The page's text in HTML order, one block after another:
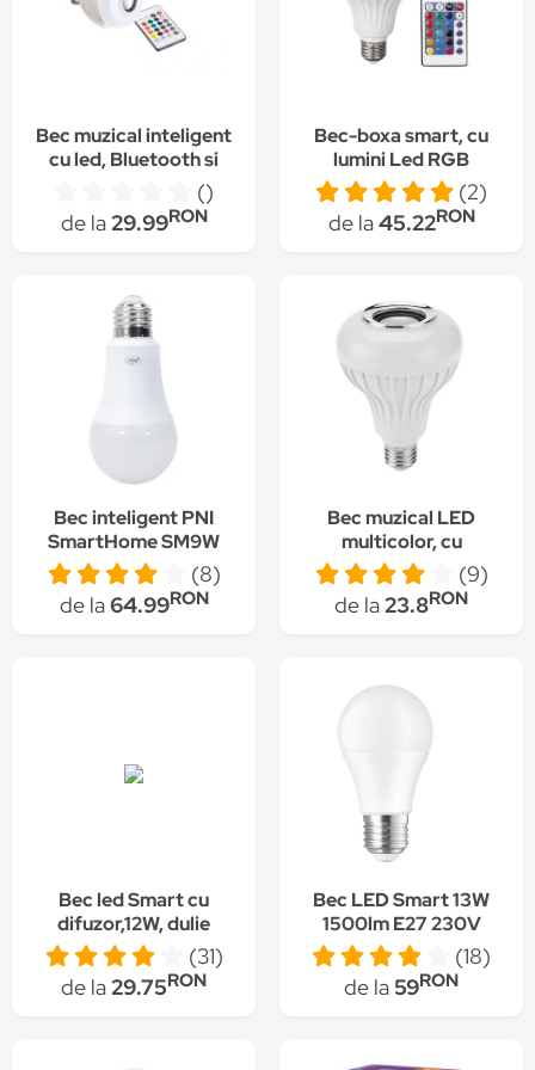
Bec muzical inteligent
cu led, Bluetooth si
telecomanda, lumini
colorate, alb
()
de la29.99RON
Bec-boxa smart, cu
lumini Led RGB
multicolore, 12W(2)
de la45.22RON
Bec inteligent PNI
SmartHome SM9W
LED, 9w, Lumina
reglabila, Compatibil
cu Google Home si
(8)
de la64.99RON
Bec muzical LED
multicolor, cu
telecomanda si
Bluetooth
(9)
de la23.8RON
Bec led Smart cu
difuzor,12W, dulie
normala, Bluetooth,
telecomanda
(31)
de la29.75RON
Bec LED Smart 13W
1500lm E27 230V
RGBW+CCT+DIM Wi-
Fi Google Assistant,
Alexa, Tuya, Spectrum
(18)
de la59RON